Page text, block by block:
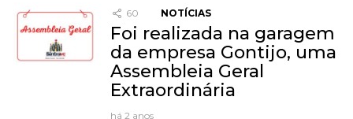
60 NOTÍCIAS
Foi realizada na garagem
da empresa Gontijo, uma
Assembleia Geral
Extraordinária
há 2 anos